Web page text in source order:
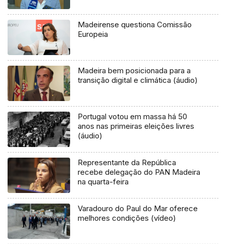
Madeirense questiona Comissão
Europeia
Madeira bem posicionada para a
transição digital e climática (áudio)
Portugal votou em massa há 50
anos nas primeiras eleições livres
(áudio)
Representante da República
recebe delegação do PAN Madeira
na quarta-feira
Varadouro do Paul do Mar oferece
melhores condições (vídeo)